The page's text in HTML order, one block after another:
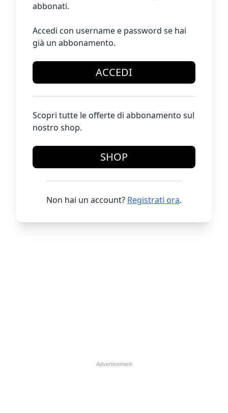
abbonati.
Accedi con username e password se hai
già un abbonamento.
ACCEDI
Scopri tutte le offerte di abbonamento sul
nostro shop.
SHOP
Non hai un account? Registrati ora.